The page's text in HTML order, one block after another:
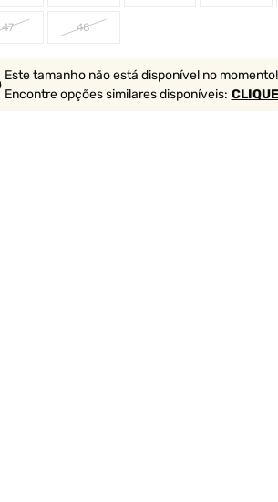
47 48
Este tamanho não está disponível no momento!
Encontre opções similaresdisponíveis: